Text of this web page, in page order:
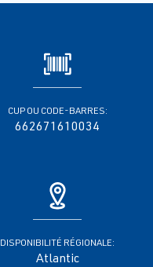
CUP OU CODE-BARRES:
662671610034
DISPONIBILITÉ RÉGIONALE:
Atlantic